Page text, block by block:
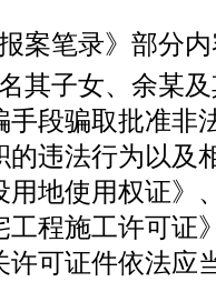
报案笔录》部分
子女、余某及
段骗取批准非
的违法行为以及
地使用权证》
程施工许可证
许可证件依法应